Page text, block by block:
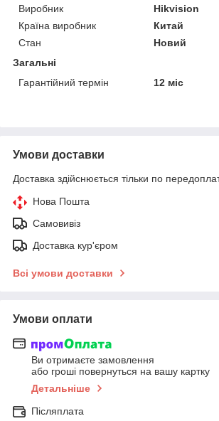
Виробник
Hikvision
Країна виробник
Китай
Стан
Новий
Загальні
Гарантійний термін
12 міс
Умови доставки
Доставка здійснюється тільки по
Нова Пошта
Самовивіз
Доставка кур'єром
Всі умови доставки
Умови оплати
Ви отримаєте замовлення
або гроші повернуться на вашу картку
Детальніше
Післяплата